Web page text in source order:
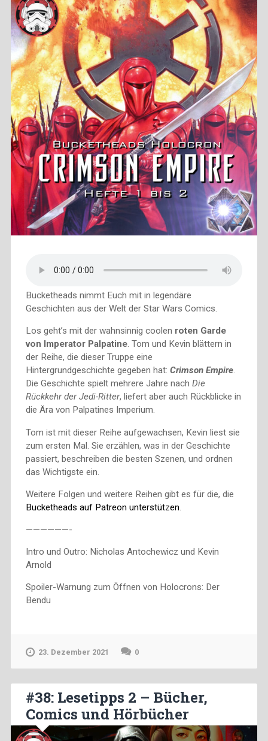
Bucketheads nimmt Euch mit in legendäre
Geschichten aus der Welt der Star Wars Comics.
Los geht’s mit der wahnsinnig coolen roten Garde
von Imperator Palpatine. Tom und Kevin blättern in
der Reihe, die dieser Truppe eine
Hintergrundgeschichte gegeben hat: Crimson Empire.
Die Geschichte spielt mehrere Jahre nach Die
Rückkehr der Jedi-Ritter, liefert aber auch Rückblicke in
die Ära von Palpatines Imperium.
Tom ist mit dieser Reihe aufgewachsen, Kevin liest sie
zum ersten Mal. Sie erzählen, was in der Geschichte
passiert, beschreiben die besten Szenen, und ordnen
das Wichtigste ein.
Weitere Folgen und weitere Reihen gibt es für die, die
Bucketheads auf Patreon unterstützen.
——————-
Intro und Outro: Nicholas Antochewicz und Kevin
Arnold
Spoiler-Warnung zum Öffnen von Holocrons: Der
Bendu
23. Dezember 2021 0
#38: Lesetipps 2 – Bücher,
Comics und Hörbücher